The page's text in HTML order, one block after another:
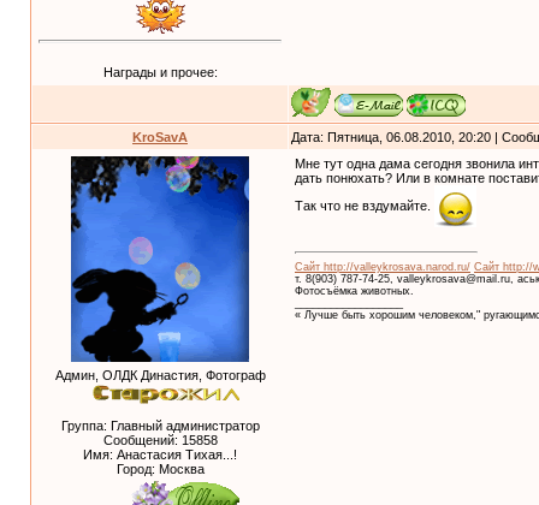
Награды и прочее:
KroSavA Дата: Пятница, 06.08.2010, 20:20 |
Админ, ОЛДК Династия, Фотограф
Группа: Главный администратор
Сообщений: 15858
Имя: Анастасия Тихая...!
Город: Москва
Мне тут одна дама сегодня звонила
дать понюхать? Или в комнате
Так что не вздумайте.
Сайт http://valleykrosava.narod.ru/ Сайт http://
т. 8(903) 787-74-25, valleykrosava@mail.ru,
Фотосъёмка животных.
« Лучше быть хорошим человеком,"